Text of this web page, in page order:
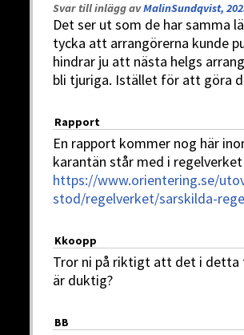
Svar till inlägg avMalinSundqvist,
Det ser ut som de har samma
tycka att arrangörerna kunde
hindrar ju att nästa helgs
bli tjuriga. Istället för att göra
Rapport
En rapport kommer nog här
karantän står med i
https://www.orientering.se/
stod/regelverket/sarskilda-
Kkoopp
Tror ni på riktigt att det i detta
är duktig?
BB